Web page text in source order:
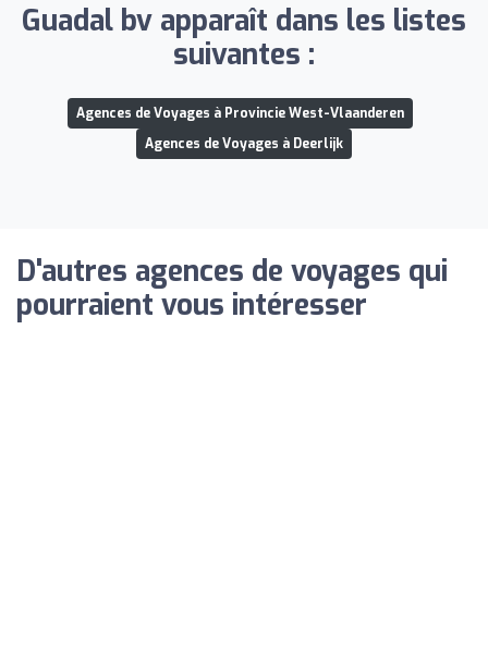
Guadal bv apparaît dans les listes
suivantes :
Agences de Voyages à Provincie West-Vlaanderen
Agences de Voyages à Deerlijk
D'autres agences de voyages qui
pourraient vous intéresser